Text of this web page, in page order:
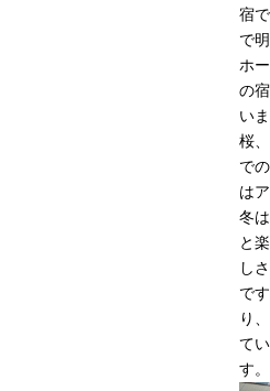
宿
で
ホ
の
い
桜
で
は
冬
と
し
で
り
て
す。